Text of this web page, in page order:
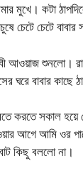
মুখে। কটা
চেটে চেটে বাবার
আওয়াজ শুনলো।
ঘরে বাবার কাছে
করতে সকাল
আগে আমি ওর
কিছু বললো না।